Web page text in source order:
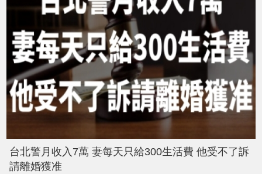
台北警月收入7萬 妻每天只給300生活費 他受不了訴
請離婚獲准